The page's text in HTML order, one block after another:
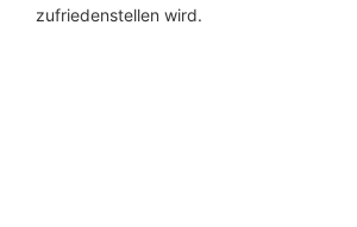
zufriedenstellen wird.